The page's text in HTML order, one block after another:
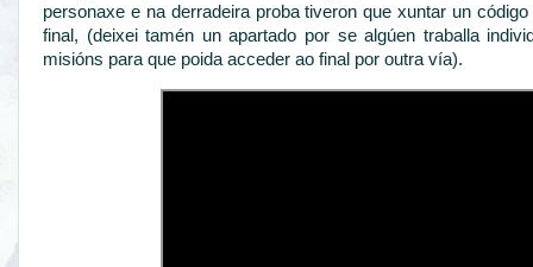
personaxe e na derradeira proba tiveron que xuntar un
final, (deixei tamén un apartado por se algúen traballa
misións para que poida acceder ao final por outra vía).